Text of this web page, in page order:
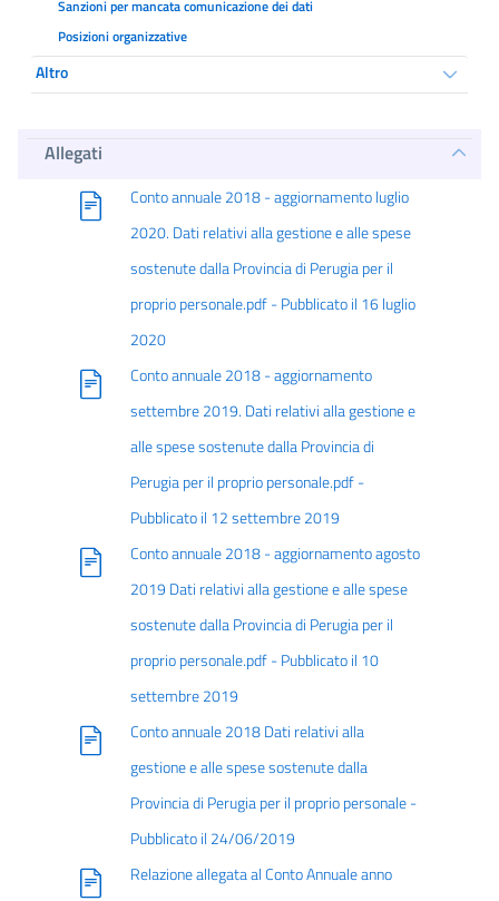
Sanzioni per mancata comunicazione dei dati
Posizioni organizzative
Altro
Allegati
Conto annuale 2018 - aggiornamento luglio
2020. Dati relativi alla gestione e alle spese
sostenute dalla Provincia di Perugia per il
proprio personale.pdf - Pubblicato il 16 luglio
2020
Conto annuale 2018 - aggiornamento
settembre 2019. Dati relativi alla gestione e
alle spese sostenute dalla Provincia di
Perugia per il proprio personale.pdf -
Pubblicato il 12 settembre 2019
Conto annuale 2018 - aggiornamento agosto
2019 Dati relativi alla gestione e alle spese
sostenute dalla Provincia di Perugia per il
proprio personale.pdf - Pubblicato il 10
settembre 2019
Conto annuale 2018 Dati relativi alla
gestione e alle spese sostenute dalla
Provincia di Perugia per il proprio personale -
Pubblicato il 24/06/2019
Relazione allegata al Conto Annuale anno